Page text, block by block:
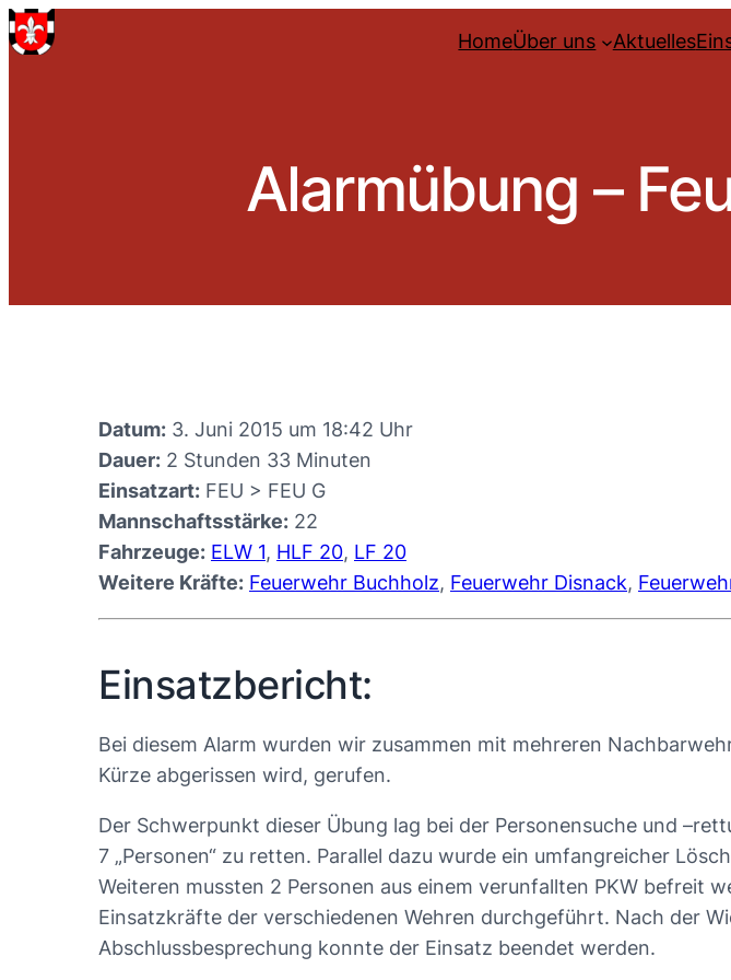
HomeÜber uns Aktuelles
Alarmübung –
Datum: 3. Juni 2015 um 18:42 Uhr
Dauer: 2 Stunden 33 Minuten
Einsatzart: FEU > FEU G
Mannschaftsstärke: 22
Fahrzeuge: ELW 1, HLF 20, LF 20
Weitere Kräfte: Feuerwehr Buchholz, Feuerwehr Disnack,
Einsatzbericht:
Bei diesem Alarm wurden wir zusammen mit mehreren
Kürze abgerissen wird, gerufen.
Der Schwerpunkt dieser Übung lag bei der Personensuche und
7 „Personen“ zu retten. Parallel dazu wurde ein umfangreicher
Weiteren mussten 2 Personen aus einem verunfallten PKW befreit
Einsatzkräfte der verschiedenen Wehren durchgeführt. Nach der
Abschlussbesprechung konnte der Einsatz beendet werden.